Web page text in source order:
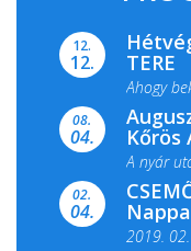
12.
12. TERE
Ahogy
ismét
08.
04. Kőrös
A nyár
02.
04.
2019.